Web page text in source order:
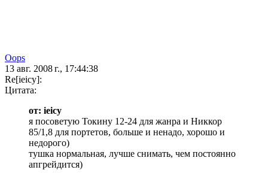
Oops
13 авг. 2008 г., 17:44:38
Re[ieicy]:
Цитата:
от: ieicy
я посоветую Токину 12-24 для жанра и Никкор
85/1,8 для портетов, больше и ненадо, хорошо и
недорого)
тушка нормальная, лучше снимать, чем постоянно
апгрейдится)